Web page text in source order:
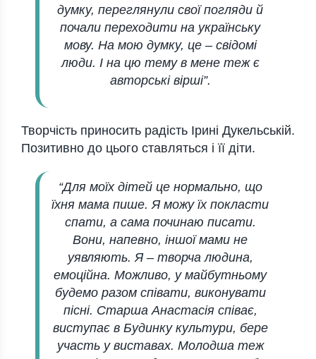
думку, переглянули свої погляди й
почали переходити на українську
мову. На мою думку, це – свідомі
люди. І на цю тему в мене теж є
авторські вірші”.
Творчість приносить радість Ірині Дукельській.
Позитивно до цього ставляться і її діти.
“Для моїх дітей це нормально, що
їхня мама пише. Я можу їх покласти
спати, а сама починаю писати.
Вони, напевно, іншої мами не
уявляють. Я – творча людина,
емоційна. Можливо, у майбутньому
будемо разом співати, виконувати
пісні. Старша Анастасія співає,
виступає в Будинку культури, бере
участь у виставах. Молодша теж